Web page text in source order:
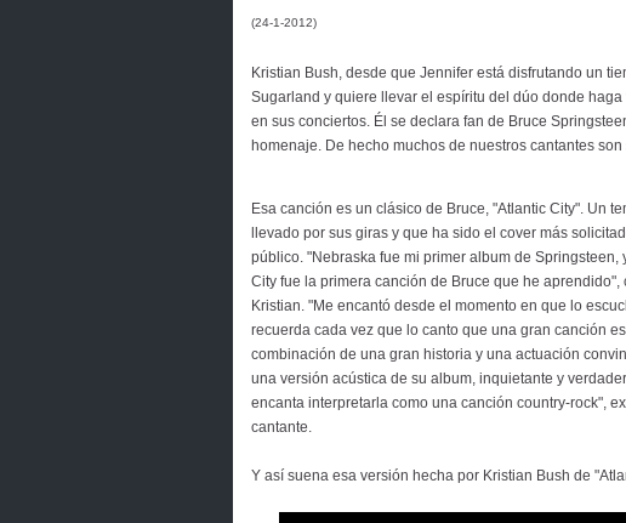
(24-1-2012)
Kristian Bush, desde que Jennifer está disfrutando un
Sugarland y quiere llevar el espíritu del dúo donde
en sus conciertos. Él se declara fan de Bruce
homenaje. De hecho muchos de nuestros cantantes
Esa canción es un clásico de Bruce, "Atlantic City". Un
llevado por sus giras y que ha sido el cover más
público. "Nebraska fue mi primer album de Springsteen,
City fue la primera canción de Bruce que he aprendido",
Kristian. "Me encantó desde el momento en que lo
recuerda cada vez que lo canto que una gran canción
combinación de una gran historia y una actuación
una versión acústica de su album, inquietante y
encanta interpretarla como una canción country-rock",
cantante.
Y así suena esa versión hecha por Kristian Bush de